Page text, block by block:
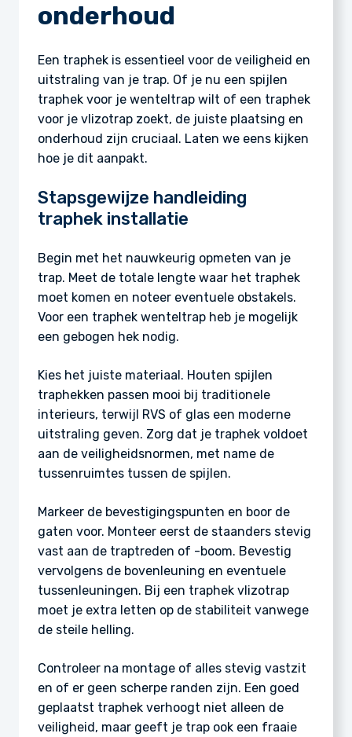
onderhoud
Een traphek is essentieel voor de veiligheid en
uitstraling van je trap. Of je nu een spijlen
traphek voor je wenteltrap wilt of een traphek
voor je vlizotrap zoekt, de juiste plaatsing en
onderhoud zijn cruciaal. Laten we eens kijken
hoe je dit aanpakt.
Stapsgewijze handleiding
traphek installatie
Begin met het nauwkeurig opmeten van je
trap. Meet de totale lengte waar het traphek
moet komen en noteer eventuele obstakels.
Voor een traphek wenteltrap heb je mogelijk
een gebogen hek nodig.
Kies het juiste materiaal. Houten spijlen
traphekken passen mooi bij traditionele
interieurs, terwijl RVS of glas een moderne
uitstraling geven. Zorg dat je traphek voldoet
aan de veiligheidsnormen, met name de
tussenruimtes tussen de spijlen.
Markeer de bevestigingspunten en boor de
gaten voor. Monteer eerst de staanders stevig
vast aan de traptreden of -boom. Bevestig
vervolgens de bovenleuning en eventuele
tussenleuningen. Bij een traphek vlizotrap
moet je extra letten op de stabiliteit vanwege
de steile helling.
Controleer na montage of alles stevig vastzit
en of er geen scherpe randen zijn. Een goed
geplaatst traphek verhoogt niet alleen de
veiligheid, maar geeft je trap ook een fraaie